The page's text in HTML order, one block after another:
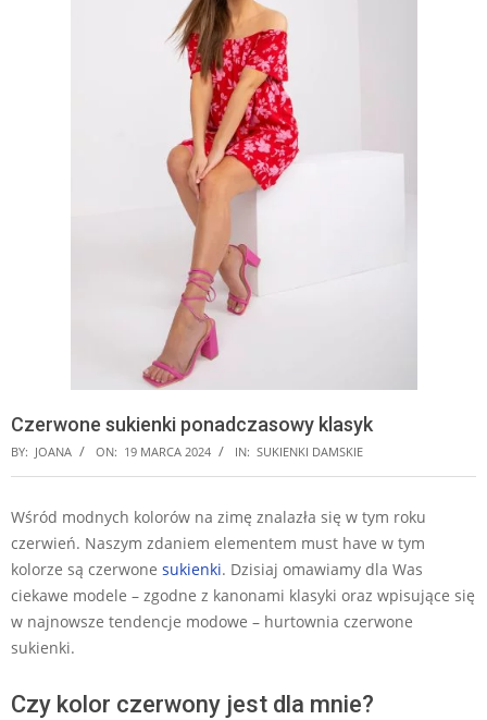
Czerwone sukienki ponadczasowy klasyk
BY: JOANA ON: 19 MARCA 2024 IN: SUKIENKI DAMSKIE
Wśród modnych kolorów na zimę znalazła się w tym roku
czerwień. Naszym zdaniem elementem must have w tym
kolorze są czerwone sukienki. Dzisiaj omawiamy dla Was
ciekawe modele – zgodne z kanonami klasyki oraz wpisujące się
w najnowsze tendencje modowe – hurtownia czerwone
sukienki.
Czy kolor czerwony jest dla mnie?